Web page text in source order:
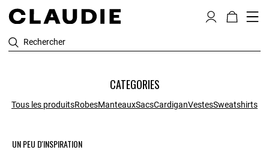
Rechercher
CATEGORIES
Tous les produitsRobesManteauxSacsCardiganVestesSweatshirts
UN PEU D'INSPIRATION